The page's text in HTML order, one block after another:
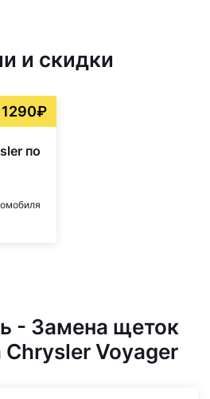
и скидки
1290₽
по
- Замена щеток
Chrysler Voyager